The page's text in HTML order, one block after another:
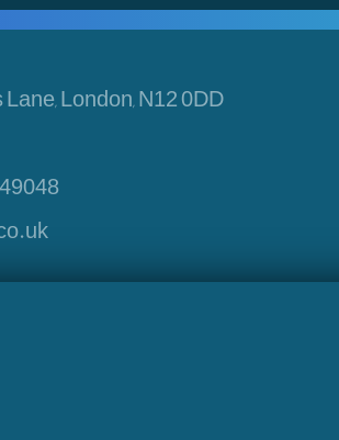
London, N12 0DD